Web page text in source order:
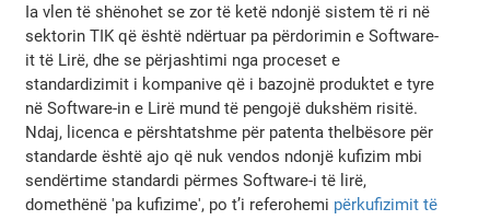
Ia vlen të shënohet se zor të ketë ndonjë sistem të ri në
sektorin TIK që është ndërtuar pa përdorimin e Software-
it të Lirë, dhe se përjashtimi nga proceset e
standardizimit i kompanive që i bazojnë produktet e tyre
në Software-in e Lirë mund të pengojë dukshëm risitë.
Ndaj, licenca e përshtatshme për patenta thelbësore për
standarde është ajo që nuk vendos ndonjë kufizim mbi
sendërtime standardi përmes Software-i të lirë,
domethënë 'pa kufizime', po t’i referohemi përkufizimit të